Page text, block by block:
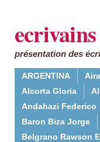
présentation des
ARGENTINA
Alcorta Gloria
Andahazi Federico
Baron Biza Jorge
Belgrano Rawson